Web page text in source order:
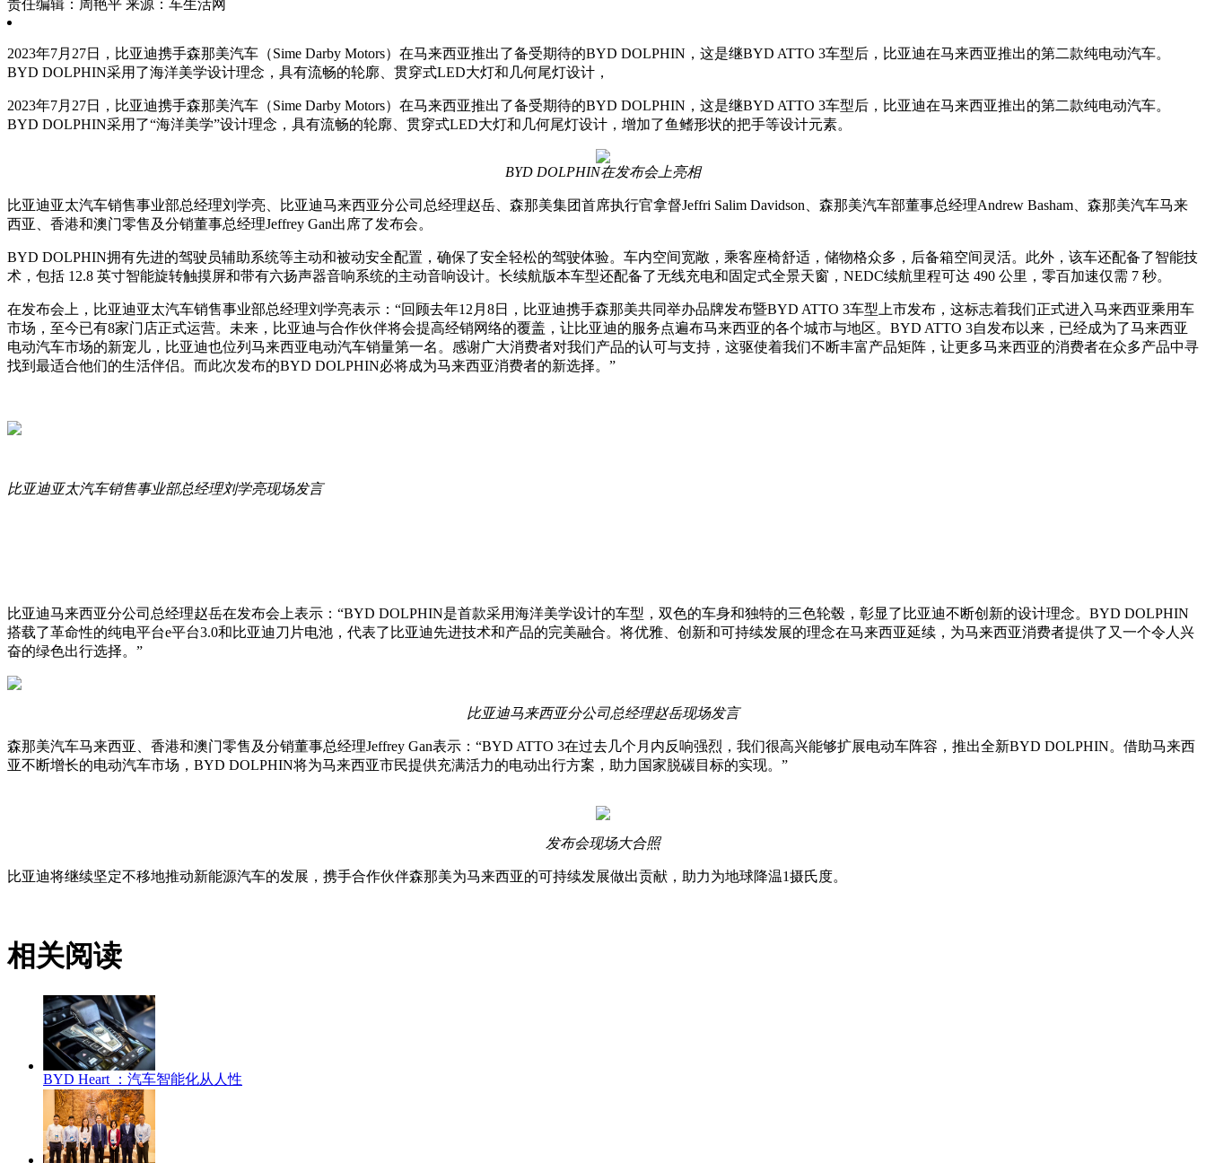
责任编辑：周艳平 来源：车生活网
2023年7月27日，比亚迪携手森那美汽车（Sime Darby Motors）在马来西亚推出了备受期待的BYD DOLPHIN，这是继BYD ATTO 3车型后，比亚迪在马来西亚推出的第二款纯电动汽车。
BYD DOLPHIN采用了海洋美学设计理念，具有流畅的轮廓、贯穿式LED大灯和几何尾灯设计，
2023年7月27日，比亚迪携手森那美汽车（Sime Darby Motors）在马来西亚推出了备受期待的BYD DOLPHIN，这是继BYD ATTO 3车型后，比亚迪在马来西亚推出的第二款纯电动汽车。
BYD DOLPHIN采用了“海洋美学”设计理念，具有流畅的轮廓、贯穿式LED大灯和几何尾灯设计，增加了鱼鳍形状的把手等设计元素。
BYD DOLPHIN在发布会上亮相
比亚迪亚太汽车销售事业部总经理刘学亮、比亚迪马来西亚分公司总经理赵岳、森那美集团首席执行官拿督Jeffri Salim Davidson、森那美汽车部董事总经理Andrew Basham、森那美汽车马来
西亚、香港和澳门零售及分销董事总经理Jeffrey Gan出席了发布会。
BYD DOLPHIN拥有先进的驾驶员辅助系统等主动和被动安全配置，确保了安全轻松的驾驶体验。车内空间宽敞，乘客座椅舒适，储物格众多，后备箱空间灵活。此外，该车还配备了智能技
术，包括 12.8 英寸智能旋转触摸屏和带有六扬声器音响系统的主动音响设计。长续航版本车型还配备了无线充电和固定式全景天窗，NEDC续航里程可达 490 公里，零百加速仅需 7 秒。
在发布会上，比亚迪亚太汽车销售事业部总经理刘学亮表示：“回顾去年12月8日，比亚迪携手森那美共同举办品牌发布暨BYD ATTO 3车型上市发布，这标志着我们正式进入马来西亚乘用车
市场，至今已有8家门店正式运营。未来，比亚迪与合作伙伴将会提高经销网络的覆盖，让比亚迪的服务点遍布马来西亚的各个城市与地区。BYD ATTO 3自发布以来，已经成为了马来西亚
电动汽车市场的新宠儿，比亚迪也位列马来西亚电动汽车销量第一名。感谢广大消费者对我们产品的认可与支持，这驱使着我们不断丰富产品矩阵，让更多马来西亚的消费者在众多产品中寻
找到最适合他们的生活伴侣。而此次发布的BYD DOLPHIN必将成为马来西亚消费者的新选择。”
比亚迪亚太汽车销售事业部总经理刘学亮现场发言
比亚迪马来西亚分公司总经理赵岳在发布会上表示：“BYD DOLPHIN是首款采用海洋美学设计的车型，双色的车身和独特的三色轮毂，彰显了比亚迪不断创新的设计理念。BYD DOLPHIN
搭载了革命性的纯电平台e平台3.0和比亚迪刀片电池，代表了比亚迪先进技术和产品的完美融合。将优雅、创新和可持续发展的理念在马来西亚延续，为马来西亚消费者提供了又一个令人兴
奋的绿色出行选择。”
比亚迪马来西亚分公司总经理赵岳现场发言
森那美汽车马来西亚、香港和澳门零售及分销董事总经理Jeffrey Gan表示：“BYD ATTO 3在过去几个月内反响强烈，我们很高兴能够扩展电动车阵容，推出全新BYD DOLPHIN。借助马来西
亚不断增长的电动汽车市场，BYD DOLPHIN将为马来西亚市民提供充满活力的电动出行方案，助力国家脱碳目标的实现。”
发布会现场大合照
比亚迪将继续坚定不移地推动新能源汽车的发展，携手合作伙伴森那美为马来西亚的可持续发展做出贡献，助力为地球降温1摄氏度。
相关阅读
BYD Heart ：汽车智能化从人性